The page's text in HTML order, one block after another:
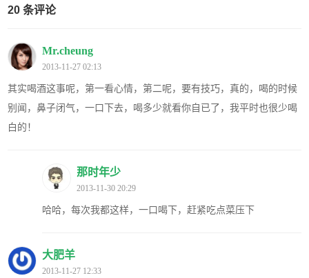
20 条评论
Mr.cheung
2013-11-27 02:13
其实喝酒这事呢，第一看心情，第二呢，要有技巧，真的，喝的时候
别闻，鼻子闭气，一口下去，喝多少就看你自已了，我平时也很少喝
白的！
那时年少
2013-11-30 20:29
哈哈，每次我都这样，一口喝下，赶紧吃点菜压下
大肥羊
2013-11-27 12:33